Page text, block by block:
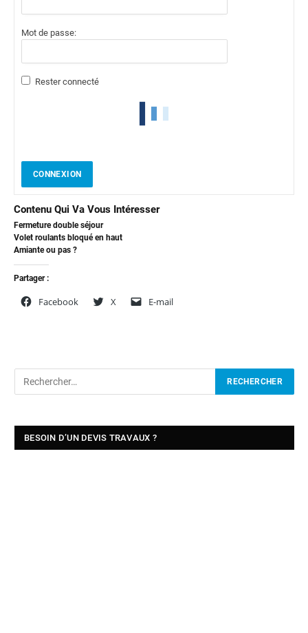
Mot de passe:
Rester connecté
CONNEXION
Contenu Qui Va Vous Intéresser
Fermeture double séjour
Volet roulants bloqué en haut
Amiante ou pas ?
Partager :
Facebook X E-mail
BESOIN D’UN DEVIS TRAVAUX ?